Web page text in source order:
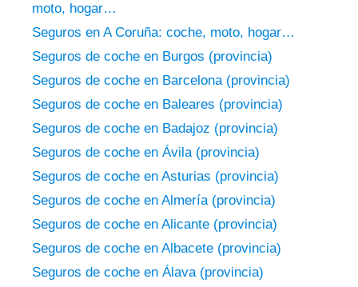
moto, hogar…
Seguros en A Coruña: coche, moto, hogar…
Seguros de coche en Burgos (provincia)
Seguros de coche en Barcelona (provincia)
Seguros de coche en Baleares (provincia)
Seguros de coche en Badajoz (provincia)
Seguros de coche en Ávila (provincia)
Seguros de coche en Asturias (provincia)
Seguros de coche en Almería (provincia)
Seguros de coche en Alicante (provincia)
Seguros de coche en Albacete (provincia)
Seguros de coche en Álava (provincia)